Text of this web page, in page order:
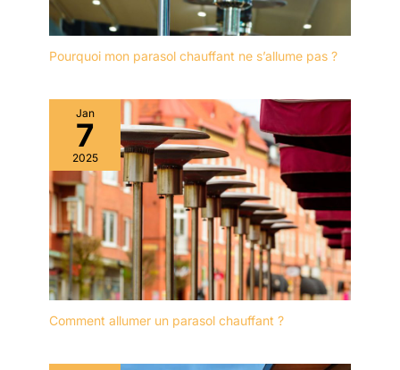
Pourquoi mon parasol chauffant ne s’allume pas ?
Jan
7
2025
Comment allumer un parasol chauffant ?